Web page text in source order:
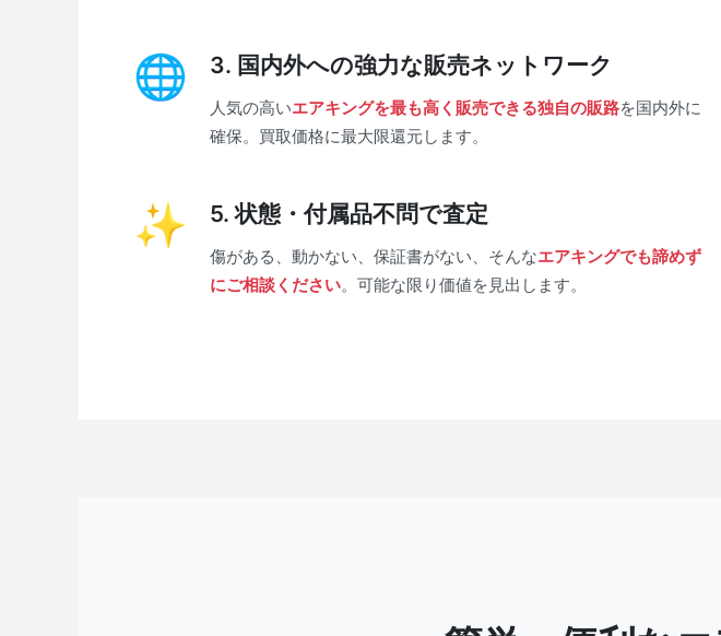
3. 国内外への強力な販売ネットワーク
人気の高いエアキングを最も高く販売できる独自の販路を国内外に
確保。買取価格に最大限還元します。
5. 状態・付属品不問で査定
傷がある、動かない、保証書がない、そんなエアキングでも諦めず
にご相談ください。可能な限り価値を見出します。